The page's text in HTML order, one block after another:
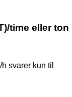
time eller ton
svarer kun til